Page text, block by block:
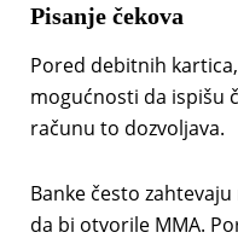
Pisanje čekova
Pored debitnih
mogućnosti da ispišu
računu to dozvoljava.
Banke često
da bi otvorile MMA.